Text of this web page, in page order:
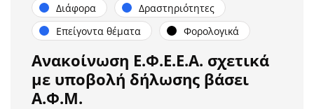
Διάφορα
Δραστηριότητες
Επείγοντα θέματα
Φορολογικά
Ανακοίνωση Ε.Φ.Ε.Ε.Α. σχετικά
με υποβολή δήλωσης βάσει
Α.Φ.Μ.